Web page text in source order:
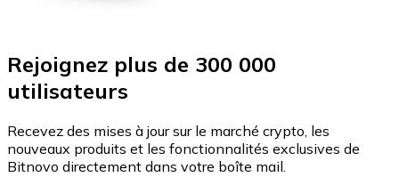
Rejoignez plus de 300 000
utilisateurs
Recevez des mises à jour sur le marché crypto, les
nouveaux produits et les fonctionnalités exclusives de
Bitnovo directement dans votre boîte mail.